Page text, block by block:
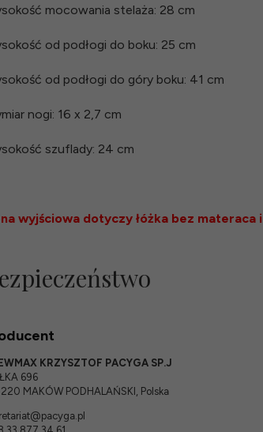
mocowania stelaża: 28 cm
od podłogi do boku: 25 cm
od podłogi do góry boku: 41 cm
nogi: 16 x 2,7 cm
szuflady: 24 cm
wyjściowa dotyczy łóżka bez materaca
KRZYSZTOF PACYGA SP.J
696
MAKÓW PODHALAŃSKI, Polska